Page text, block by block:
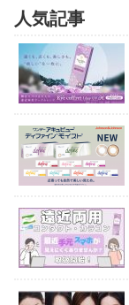
人気記事